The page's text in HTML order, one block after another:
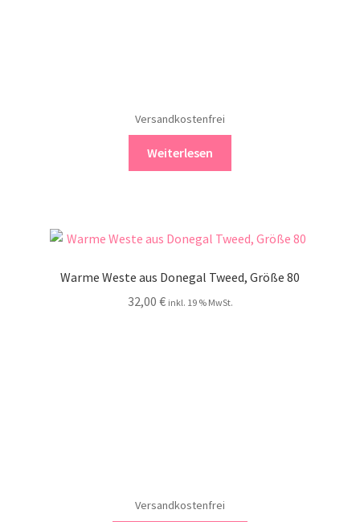
Versandkostenfrei
Weiterlesen
Warme Weste aus Donegal Tweed, Größe 80
32,00 € inkl. 19 % MwSt.
Versandkostenfrei